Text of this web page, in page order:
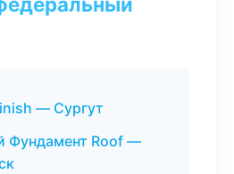
— Сургут
Фундамент Roof —